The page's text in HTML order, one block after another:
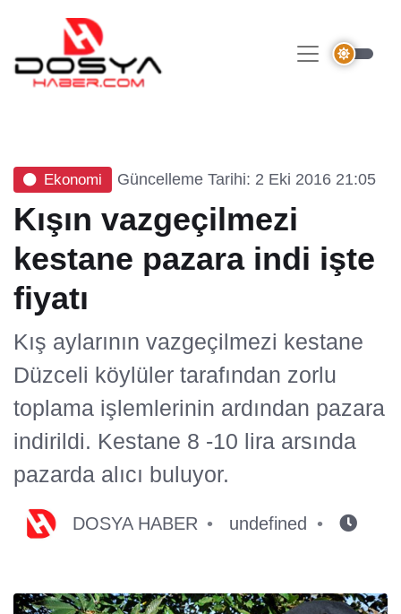
Ekonomi Güncelleme Tarihi: 2 Eki 2016 21:05
Kışın vazgeçilmezi
kestane pazara indi işte
fiyatı
Kış aylarının vazgeçilmezi kestane
Düzceli köylüler tarafından zorlu
toplama işlemlerinin ardından pazara
indirildi. Kestane 8 -10 lira arsında
pazarda alıcı buluyor.
DOSYA HABER undefined